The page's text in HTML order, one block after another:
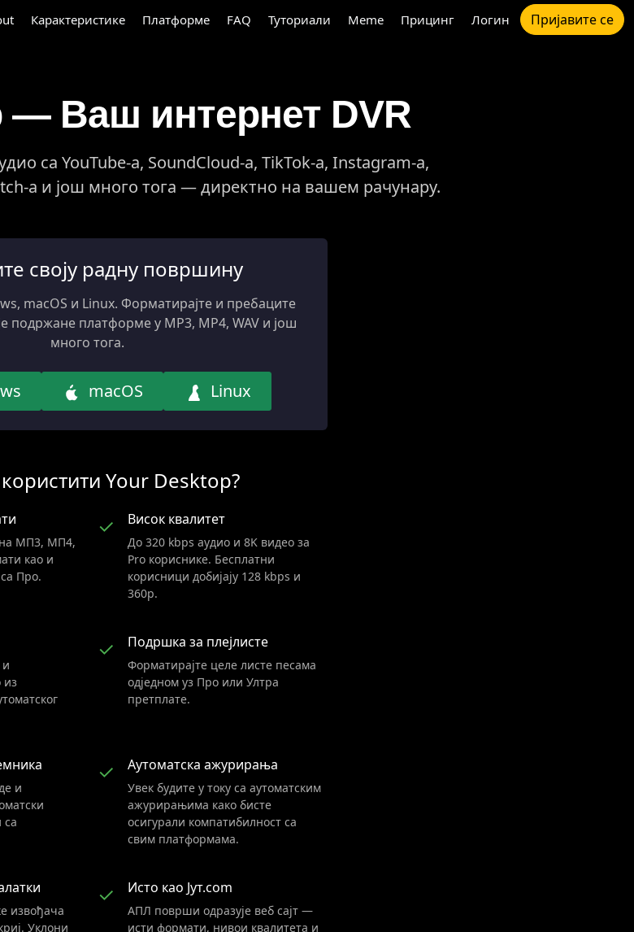
Карактеристике Платформе FAQ Туториали Meme Прицинг Логин Пријавите се
— Ваш интернет DVR
са YouTube-а, SoundCloud-а, TikTok-а, Instagram-а,
а и још много тога — директно на вашем рачунару.
своју радну површину
macOS и Linux. Форматирајте и пребаците
подржане платформе у MP3, MP4, WAV и још
много тога.
macOS Linux
Your Desktop?
на МП3, МП4,
као и
Про.
✓ Висок квалитет
До 320 kbps аудио и 8K видео за
Pro кориснике. Бесплатни
корисници добијају 128 kbps и
360p.
и
из
✓ Подршка за плејлисте
Форматирајте целе листе песама
одједном уз Про или Ултра
претплате.
и
са
✓ Аутоматска ажурирања
Увек будите у току са аутоматским
ажурирањима како бисте
осигурали компатибилност са
свим платформама.
извођача
Уклони
✓ Исто као Јут.com
АПЛ површи одразује веб сајт —
исти формати, нивои квалитета и